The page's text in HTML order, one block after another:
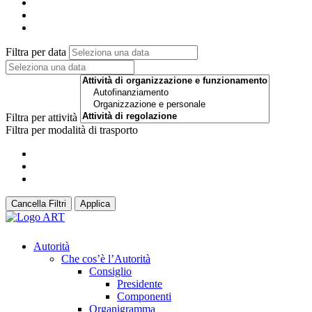
Filtra per data
Filtra per attività
Filtra per modalità di trasporto
Cancella Filtri Applica
Autorità
Che cos’è l’Autorità
Consiglio
Presidente
Componenti
Organigramma